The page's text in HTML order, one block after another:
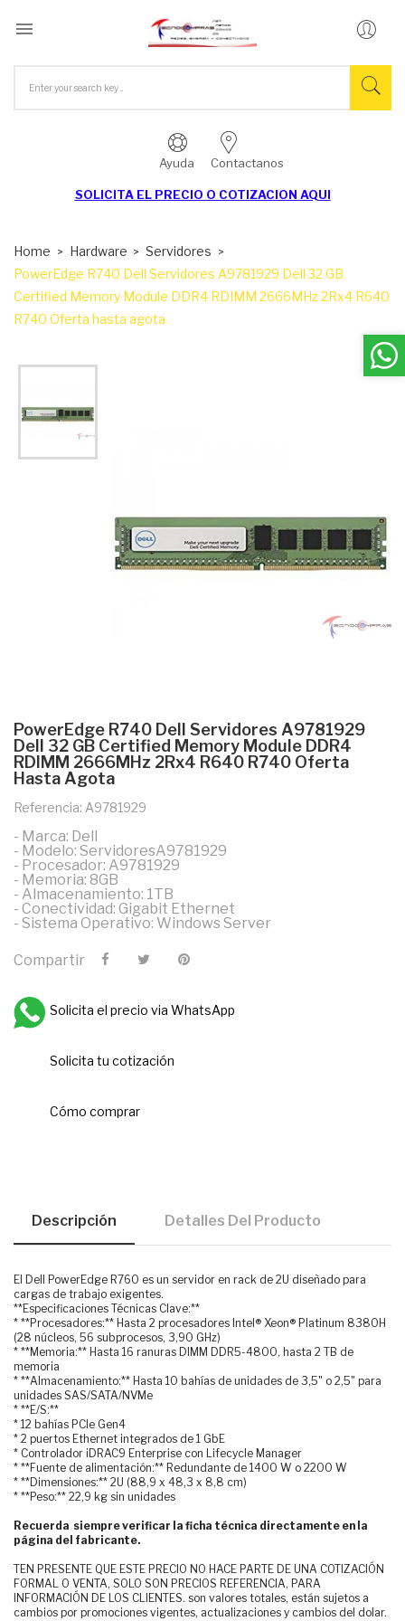

Ayuda Contactanos
SOLICITA EL PRECIO O COTIZACION AQUI
Home Hardware
Servidores
PowerEdge R740 Dell Servidores A9781929 Dell 32 GB
Certified Memory Module DDR4 RDIMM 2666MHz 2Rx4 R640
R740 Oferta hasta agota
PowerEdge R740 Dell Servidores A9781929
Dell 32 GB Certified Memory Module DDR4
RDIMM 2666MHz 2Rx4 R640 R740 Oferta
Hasta Agota
Referencia: A9781929
- Marca: Dell
- Modelo: ServidoresA9781929
- Procesador: A9781929
- Memoria: 8GB
- Almacenamiento: 1TB
- Conectividad: Gigabit Ethernet
- Sistema Operativo: Windows Server
Compartir
Solicita el precio via WhatsApp
Solicita tu cotización
Cómo comprar
Descripción Detalles Del Producto
El Dell PowerEdge R760 es un servidor en rack de 2U diseñado para
cargas de trabajo exigentes.
**Especificaciones Técnicas Clave:**
* **Procesadores:** Hasta 2 procesadores Intel® Xeon® Platinum 8380H
(28 núcleos, 56 subprocesos, 3,90 GHz)
* **Memoria:** Hasta 16 ranuras DIMM DDR5-4800, hasta 2 TB de
memoria
* **Almacenamiento:** Hasta 10 bahías de unidades de 3,5" o 2,5" para
unidades SAS/SATA/NVMe
* **E/S:**
* 12 bahías PCIe Gen4
* 2 puertos Ethernet integrados de 1 GbE
* Controlador iDRAC9 Enterprise con Lifecycle Manager
* **Fuente de alimentación:** Redundante de 1400 W o 2200 W
* **Dimensiones:** 2U (88,9 x 48,3 x 8,8 cm)
* **Peso:** 22,9 kg sin unidades
Recuerda siempre verificar la ficha técnica directamente en la
página del fabricante.
TEN PRESENTE QUE ESTE PRECIO NO HACE PARTE DE UNA COTIZACIÓN
FORMAL O VENTA, SOLO SON PRECIOS REFERENCIA, PARA
INFORMACIÓN DE LOS CLIENTES. son valores totales, están sujetos a
cambios por promociones vigentes, actualizaciones y cambios del dolar.